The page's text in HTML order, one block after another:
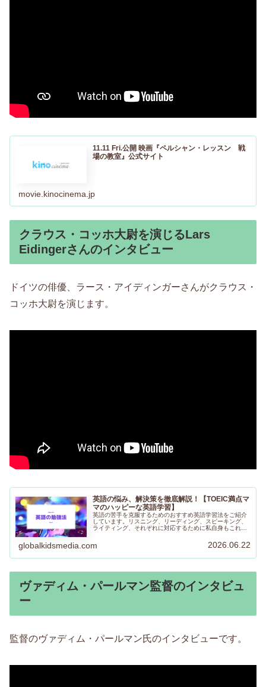
11.11 Fri.公開 映画『ペルシャン・レッスン 戦
場の教室』公式サイト
movie.kinocinema.jp
クラウス・コッホ大尉を演じるLars
Eidingerさんのインタビュー
ドイツの俳優、ラース・アイディンガーさんがクラウス・
コッホ大尉を演じます。
英語の悩み、解決策を徹底解説！【TOEIC満点マ
マのハッピーな英語学習】
英語の苦手を克服するためのおすすめ英語学習法をご紹介
しています。リスニング、リーディング、スピーキング、
ライティング、それぞれに対応するために私自身もこれま
ントになるようなことがあればとても嬉しいです。
globalkidsmedia.com 2026.06.22
ヴァディム・パールマン監督のインタビュ
ー
監督のヴァディム・パールマン氏のインタビューです。